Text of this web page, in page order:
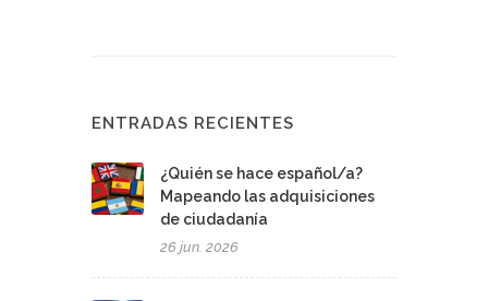
ENTRADAS RECIENTES
¿Quién se hace español/a?
Mapeando las adquisiciones
de ciudadanía
26 jun. 2026